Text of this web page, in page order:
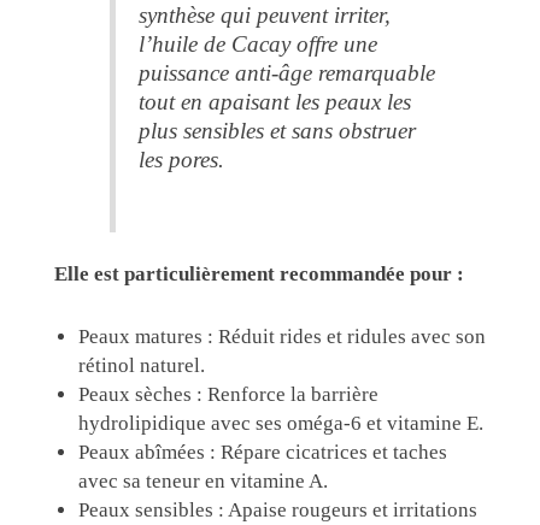
synthèse qui peuvent irriter,
l’huile de Cacay offre une
puissance anti-âge remarquable
tout en apaisant les peaux les
plus sensibles et sans obstruer
les pores.
Elle est particulièrement recommandée pour :
Peaux matures : Réduit rides et ridules avec son
rétinol naturel.
Peaux sèches : Renforce la barrière
hydrolipidique avec ses oméga-6 et vitamine E.
Peaux abîmées : Répare cicatrices et taches
avec sa teneur en vitamine A.
Peaux sensibles : Apaise rougeurs et irritations